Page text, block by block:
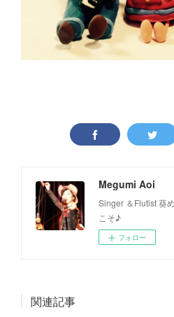
Megumi Aoi
Singer ＆Flutist 葵
こそ♪
フォロー
関連記事